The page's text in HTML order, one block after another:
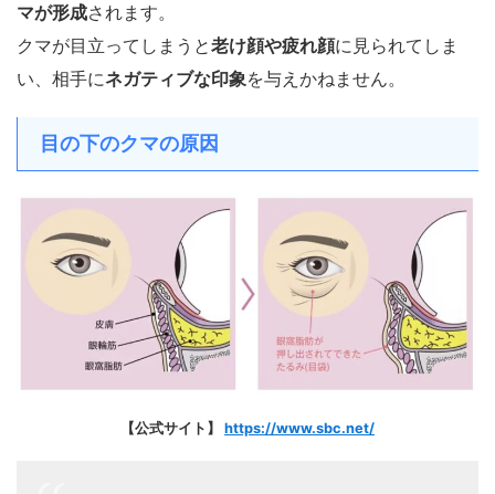
マが形成されます。
クマが目立ってしまうと老け顔や疲れ顔に見られてしま
い、相手にネガティブな印象を与えかねません。
目の下のクマの原因
【公式サイト】 https://www.sbc.net/